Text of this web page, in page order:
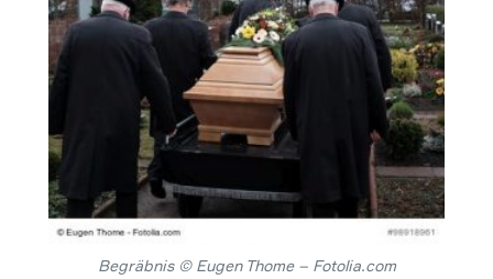
Begräbnis © Eugen Thome – Fotolia.com